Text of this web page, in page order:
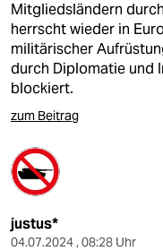
Mitgliedsländern
herrscht wieder in
militärischer
durch Diplomatie und
blockiert.
zum Beitrag
justus*
04.07.2024 , 08:28 Uhr